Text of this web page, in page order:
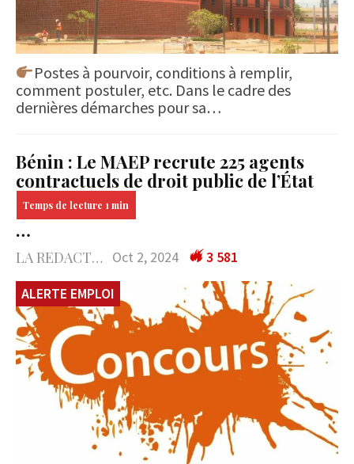
Postes à pourvoir, conditions à remplir,
comment postuler, etc. Dans le cadre des
dernières démarches pour sa…
Bénin : Le MAEP recrute 225 agents
contractuels de droit public de l’État
…
LA REDACTION Oct 2, 2024
3 581
ALERTE EMPLOI